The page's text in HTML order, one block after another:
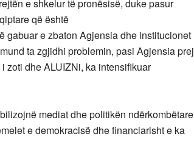
e shkelur të pronësisë, duke pasur
që është
gabuar e zbaton Agjensia dhe institucionet
ta zgjidhi problemin, pasi Agjensia prej
zoti dhe ALUIZNi, ka intensifikuar
mediat dhe politikën ndërkombëtare
e demokracisë dhe financiarisht e ka